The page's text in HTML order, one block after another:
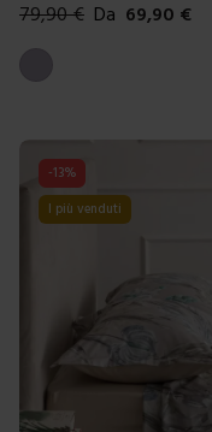
79,90€ Da 69,90 €
Colori disponibili
Malva
-13%
I più venduti